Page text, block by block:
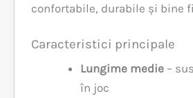
confortabile, durabile și bine
Caracteristici principale
Lungime medie –
în joc